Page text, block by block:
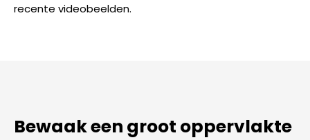
recente videobeelden.
Bewaak een groot oppervlakte